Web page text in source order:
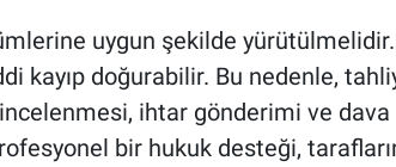
uygun şekilde yürütülmelidir.
kayıp doğurabilir. Bu nedenle,
ihtar gönderimi ve dava
bir hukuk desteği,